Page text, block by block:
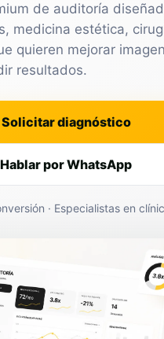
de auditoría
medicina estética,
quieren mejorar
resultados.
Solicitar diagnóstico
Hablar por WhatsApp
· Especialistas en